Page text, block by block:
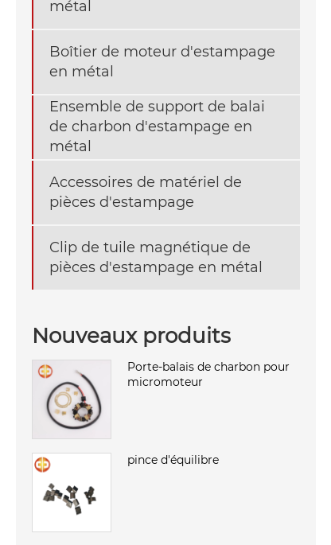
métal
Boîtier de moteur d'estampage
en métal
Ensemble de support de balai
de charbon d'estampage en
métal
Accessoires de matériel de
pièces d'estampage
Clip de tuile magnétique de
pièces d'estampage en métal
Nouveaux produits
Porte-balais de charbon pour
micromoteur
pince d'équilibre